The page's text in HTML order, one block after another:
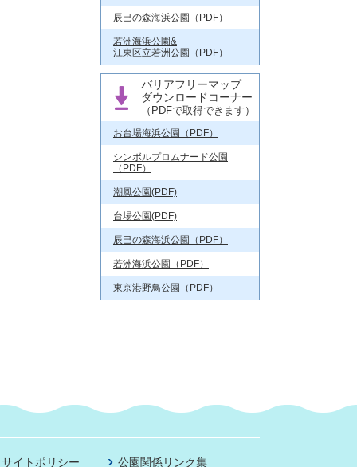
辰巳の森海浜公園（PDF）
若洲海浜公園&
江東区立若洲公園（PDF）
バリアフリーマップ
ダウンロードコーナー
（PDFで取得できます）
お台場海浜公園（PDF）
シンボルプロムナード公園
（PDF）
潮風公園(PDF)
台場公園(PDF)
辰巳の森海浜公園（PDF）
若洲海浜公園（PDF）
東京港野鳥公園（PDF）
サイトポリシー 公園関係リンク集